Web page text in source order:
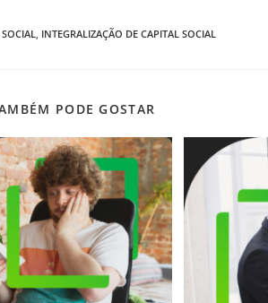
, INTEGRALIZAÇÃO DE CAPITAL SOCIAL
PODE GOSTAR